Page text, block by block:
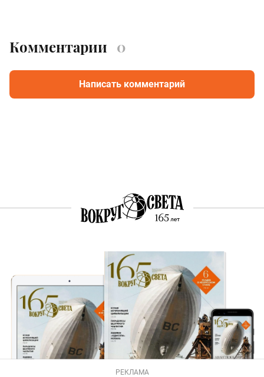
Комментарии 0
Написать комментарий
РЕКЛАМА